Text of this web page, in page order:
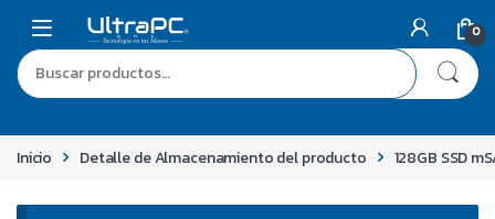
0
Inicio Detalle de Almacenamiento del producto 128GB SSD